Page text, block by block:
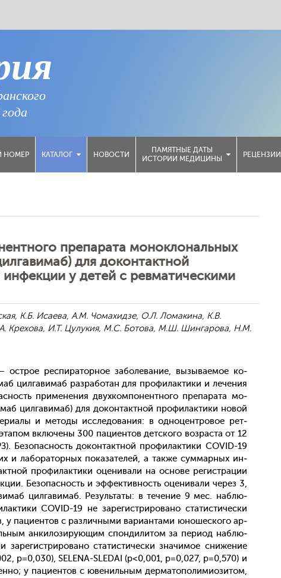
НОМЕР КАТАЛОГ НОВОСТИ
ПАМЯТНЫЕ ДАТЫ
ИСТОРИИ МЕДИЦИНЫ
РЕЦЕНЗИИ
препарата моноклональных
для доконтактной
у детей с ревматическими
К.Б. Исаева, А.М. Чомахидзе, О.Л. Ломакина, К.В.
Крехова, И.Т. Цулукия, М.С. Ботова, М.Ш. Шингарова, Н.М.
ос­трое рес­пи­ратор­ное за­боле­вание, вы­зыва­емое ко­
цил­га­вимаб раз­ра­ботан для про­филак­ти­ки и ле­чения
при­мене­ния двух­компо­нен­тно­го пре­пара­та мо­
цил­га­вимаб) для до­кон­так­тной про­филак­ти­ки но­вой
и ме­тоды ис­сле­дова­ния: в од­но­цен­тро­вое рет­
вклю­чены 300 па­ци­ен­тов дет­ско­го воз­раста от 12
Бе­зопас­ность до­кон­так­тной про­филак­ти­ки COVID-19
и ла­бора­тор­ных по­каза­телей, а так­же сум­марных ин­
про­филак­ти­ки оце­нива­ли на ос­но­ве ре­гис­тра­ции
Бе­зопас­ность и эф­фектив­ность оце­нива­ли че­рез 3,
цил­га­вимаб. Ре­зуль­та­ты: в те­чение 9 мес. наб­лю­
COVID-19 не за­регис­три­рова­но ста­тис­ти­чес­ки
у па­ци­ен­тов с раз­личны­ми ва­ри­ан­та­ми юно­шес­ко­го ар­
ан­ки­лози­ру­ющим спон­ди­литом за пе­ри­од наб­лю­
ста­тис­ти­чес­ки зна­чимое сни­жение
p=0,030), SELENA-SLEDAI (p<0,001, p=0,027, p=0,570) и
у па­ци­ен­тов с юве­ниль­ным дер­ма­топо­лими­ози­том,